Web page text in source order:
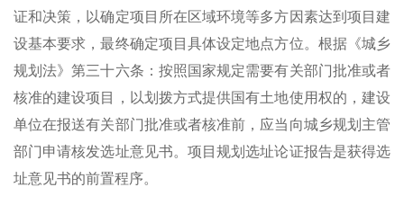
证和决策，以确定项目所在区域环境等多方因素达到项目建
设基本要求，最终确定项目具体设定地点方位。根据《城乡
规划法》第三十六条：按照国家规定需要有关部门批准或者
核准的建设项目，以划拨方式提供国有土地使用权的，建设
单位在报送有关部门批准或者核准前，应当向城乡规划主管
部门申请核发选址意见书。项目规划选址论证报告是获得选
址意见书的前置程序。